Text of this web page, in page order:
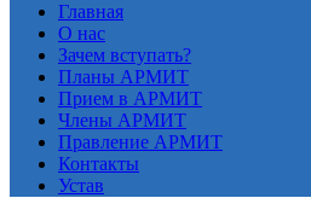
Главная
О нас
Зачем вступать?
Планы АРМИТ
Прием в АРМИТ
Члены АРМИТ
Правление АРМИТ
Контакты
Устав